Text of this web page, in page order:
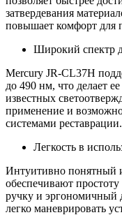
затвердевания
повышает комфорт для
Широкий спектр
Mercury JR-CL37H
до 490 нм, что делает
известных
применение и
системами реставрации.
Легкость в
Интуитивно понятный
обеспечивают
ручку и эргономичный
легко маневрировать